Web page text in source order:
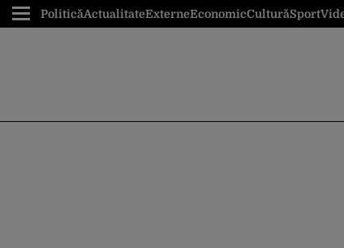
PoliticăActualitateExterneEconomicCulturăSport